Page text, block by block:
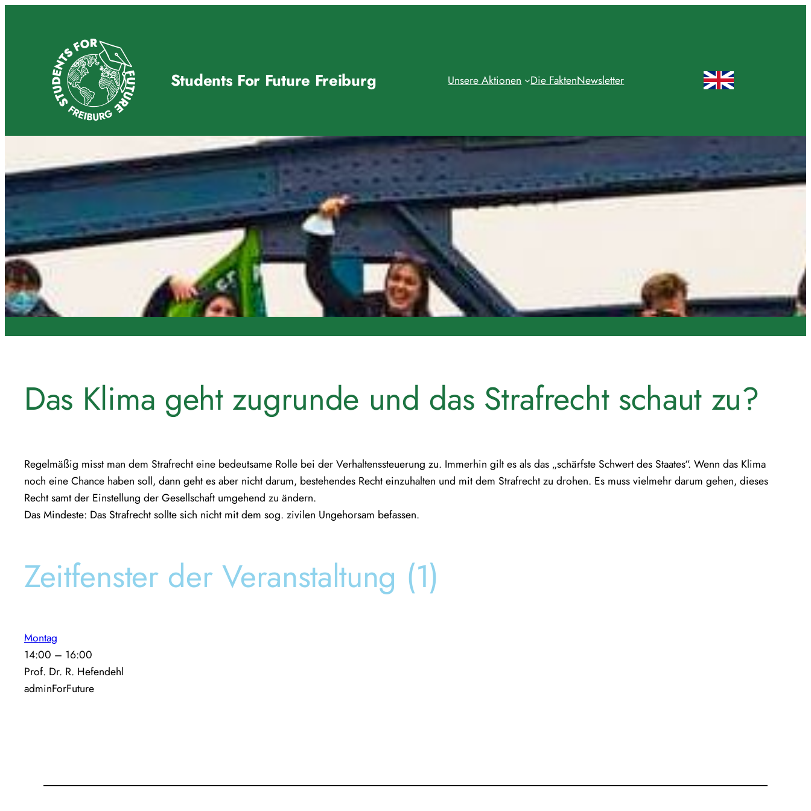
Students For Future Freiburg Unsere Aktionen Die FaktenNewsletter
Das Klima geht zugrunde und das Strafrecht schaut zu?
Regelmäßig misst man dem Strafrecht eine bedeutsame Rolle bei der Verhaltenssteuerung zu. Immerhin gilt es als das „schärfste Schwert des Staates“. Wenn das Klima
noch eine Chance haben soll, dann geht es aber nicht darum, bestehendes Recht einzuhalten und mit dem Strafrecht zu drohen. Es muss vielmehr darum gehen, dieses
Recht samt der Einstellung der Gesellschaft umgehend zu ändern.
Das Mindeste: Das Strafrecht sollte sich nicht mit dem sog. zivilen Ungehorsam befassen.
Zeitfenster der Veranstaltung (1)
Montag
14:00 – 16:00
Prof. Dr. R. Hefendehl
adminForFuture